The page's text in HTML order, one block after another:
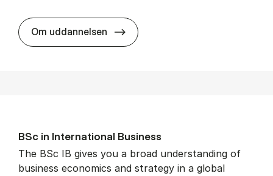
Om uddannelsen BSc in Busi­ness Ad­min­is­tra­tion
BSc in In­ter­na­tion­al Busi­ness
The BSc IB gives you a broad understanding of
business economics and strategy in a global